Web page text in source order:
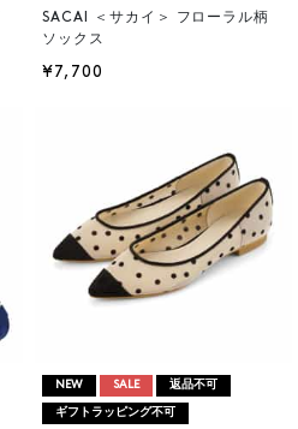
SACAI ＜サカイ＞ フローラル柄
ソックス
¥7,700
NEW SALE 返品不可
ギフトラッピング不可